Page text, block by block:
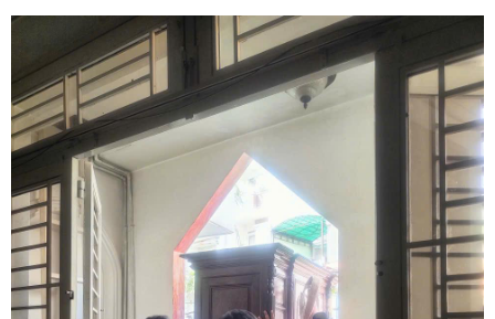
phát sinh nhu cầu dọn nhà hoặc thay đổi cách bố trí nội thất, việc di
dời các hệ tủ gỗ đồ sộ này trở thành một thử thách kỹ thuật vô cùng
hóc búa đối với các gia chủ vì kết cấu cực kỳ nặng nề và phức tạp.
Chuyển nhà Khôi Nguyên mang đến dịch vụ tháo ráp tủ gỗ tự nhiên
chuyên nghiệp tận nhà tại khu vực Hóc Môn, giúp loại bỏ hoàn toàn
nỗi lo lắng và bảo vệ vững chãi cho tài sản giá trị của gia đình bạn.
Quý khách hàng cần khảo sát khối lượng đồ đạc và nhận bảng báo
giá tốt nhất hãy gọi ngay hotline hỗ trợ liên tục 24 trên 7 qua số
0913 371 378 hoặc 0972 366 628 để nhận phản hồi siêu tốc từ đội
ngũ Khôi Nguyên.